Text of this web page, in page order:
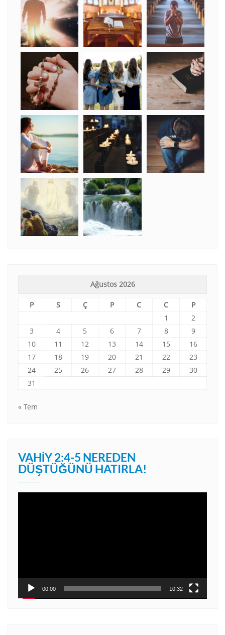
Ağustos 2026
P S Ç P C C
P
1
2
3
4 5 6 7 8
9
10
11 12 13 14 15
16
17
18 19 20 21 22
23
24
25 26 27 28 29
30
31
« Tem
VAHIY 2:4-5 NEREDEN
DÜŞTÜĞÜNÜ HATIRLA!
00:00 10:32